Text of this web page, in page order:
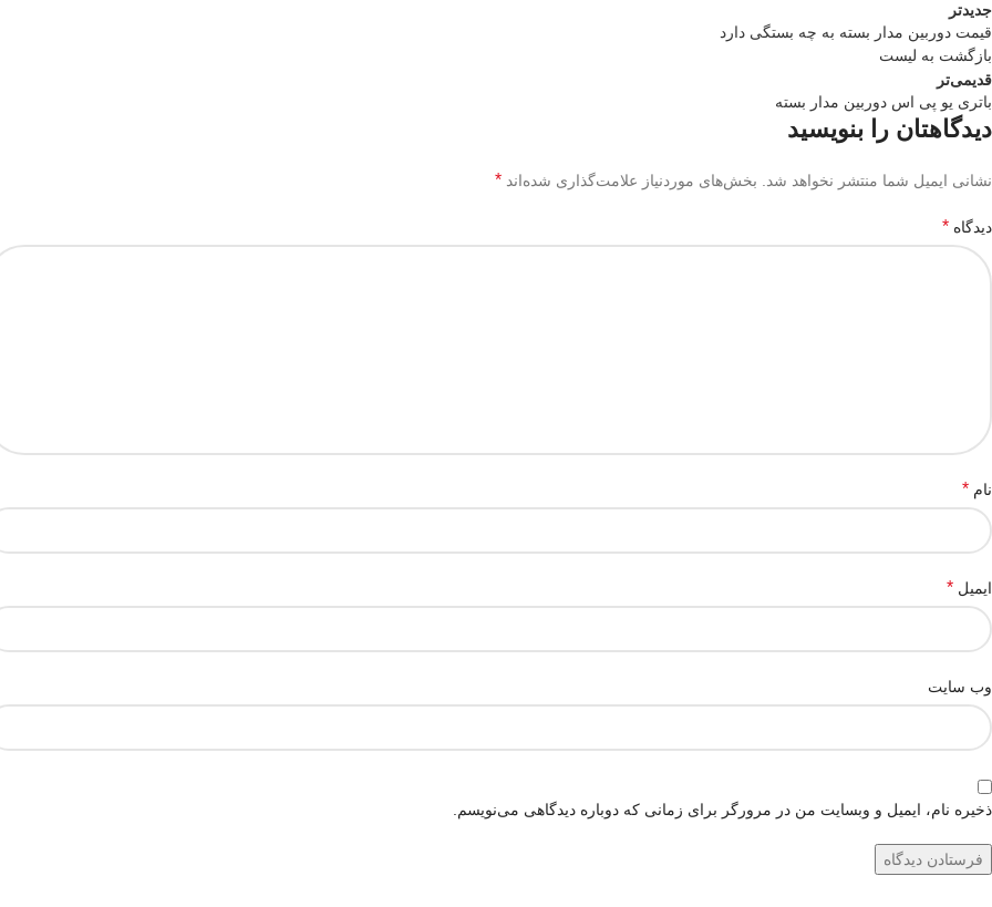
جدیدتر
قیمت دوربین مدار بسته به چه بستگی دارد
بازگشت به لیست
قدیمی‌تر
باتری یو پی اس دوربین مدار بسته
دیدگاهتان را بنویسید
نشانی ایمیل شما منتشر نخواهد شد. بخش‌های موردنیاز علامت‌گذاری شده‌اند *
دیدگاه *
نام *
ایمیل *
وب‌ سایت
ذخیره نام، ایمیل و وبسایت من در مرورگر برای زمانی که دوباره دیدگاهی می‌نویسم.